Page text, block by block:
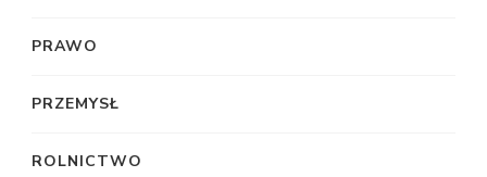
PRAWO
PRZEMYSŁ
ROLNICTWO